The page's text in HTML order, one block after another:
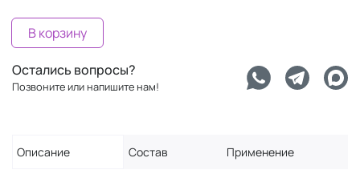
В корзину
Остались вопросы?
Позвоните или напишите нам!
Описание Состав Применение